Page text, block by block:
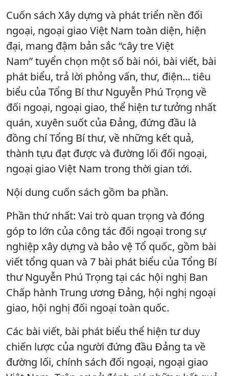
Cuốn sách Xây dựng và phát triển nền đối
ngoại, ngoại giao Việt Nam toàn diện, hiện
đại, mang đậm bản sắc “cây tre Việt
Nam” tuyển chọn một số bài nói, bài viết, bài
phát biểu, trả lời phỏng vấn, thư, điện... tiêu
biểu của Tổng Bí thư Nguyễn Phú Trọng về
đối ngoại, ngoại giao, thể hiện tư tưởng nhất
quán, xuyên suốt của Đảng, đứng đầu là
đồng chí Tổng Bí thư, về những kết quả,
thành tựu đạt được và đường lối đối ngoại,
ngoại giao Việt Nam trong thời gian tới.
Nội dung cuốn sách gồm ba phần.
Phần thứ nhất: Vai trò quan trọng và đóng
góp to lớn của công tác đối ngoại trong sự
nghiệp xây dựng và bảo vệ Tổ quốc, gồm bài
viết tổng quan và 7 bài phát biểu của Tổng Bí
thư Nguyễn Phú Trọng tại các hội nghị Ban
Chấp hành Trung ương Đảng, hội nghị ngoại
giao, hội nghị đối ngoại toàn quốc.
Các bài viết, bài phát biểu thể hiện tư duy
chiến lược của người đứng đầu Đảng ta về
đường lối, chính sách đối ngoại, ngoại giao